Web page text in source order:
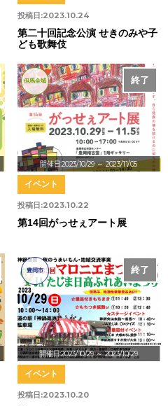
投稿日:2023.10.24
第二十回記念公演 せきのみや子
ども歌舞伎
開催日:2023/10/29～ 2023/11/05
終了
但馬全域
投稿日:2023.10.22
イベント
第14回がっせぇアート展
開催日:2023/10/29～ 2023/10/29
終了
豊岡市
投稿日:2023.10.20
イベント